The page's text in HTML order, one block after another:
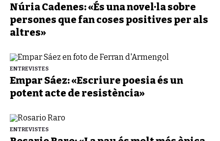
Núria Cadenes: «És una novel·la sobre
persones que fan coses positives per als
altres»
ENTREVISTES
Empar Sáez: «Escriure poesia és un
potent acte de resistència»
ENTREVISTES